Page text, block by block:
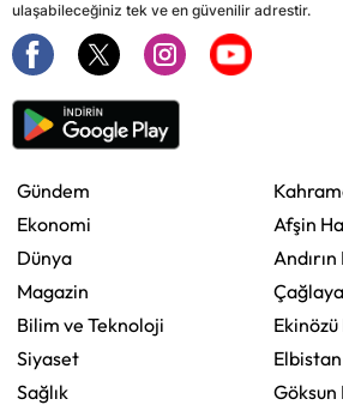
ulaşabileceğiniz tek ve en güvenilir adrestir.
Gündem
Ekonomi
Dünya
Magazin
Bilim ve Teknoloji
Siyaset
Sağlık
Afşin